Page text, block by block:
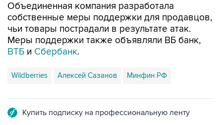
Объединенная компания разработала
собственные меры поддержки для продавцов,
чьи товары пострадали в результате атак.
Меры поддержки также объявляли ВБ банк,
ВТБ и Сбербанк.
Wildberries Алексей Сазанов Минфин РФ
Купить подписку на профессиональную ленту